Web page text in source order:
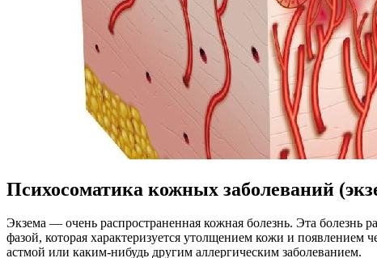
Психосоматика кожных заболеваний
Экзема — очень распространенная кожная болезнь. Эта болезнь
фазой, которая характеризуется утолщением кожи и
астмой или каким-нибудь другим аллергическим заболеванием.